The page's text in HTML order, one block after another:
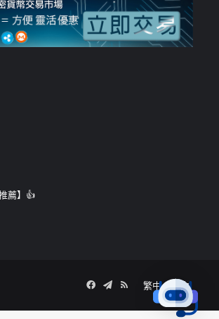
薦】👍
繁中 簡中
Facebook
Telegram
RSS